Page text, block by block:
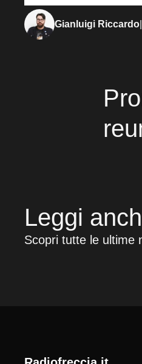
Gianluigi Riccardo
Leggi
Scopri tutte le ultime